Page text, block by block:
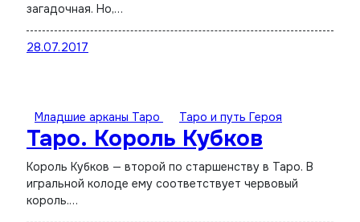
загадочная. Но,…
28.07.2017
Младшие арканы Таро Таро и путь Героя
Таро. Король Кубков
Король Кубков — второй по старшенству в Таро. В
игральной колоде ему соответствует червовый
король.…